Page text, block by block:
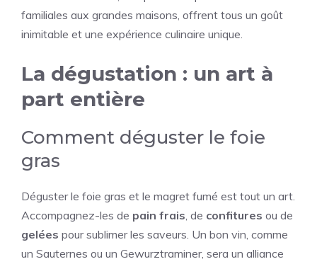
familiales aux grandes maisons, offrent tous un goût
inimitable et une expérience culinaire unique.
La dégustation : un art à
part entière
Comment déguster le foie
gras
Déguster le foie gras et le magret fumé est tout un art.
Accompagnez-les de pain frais , de confitures ou de
gelées pour sublimer les saveurs. Un bon vin, comme
un Sauternes ou un Gewurztraminer, sera un alliance